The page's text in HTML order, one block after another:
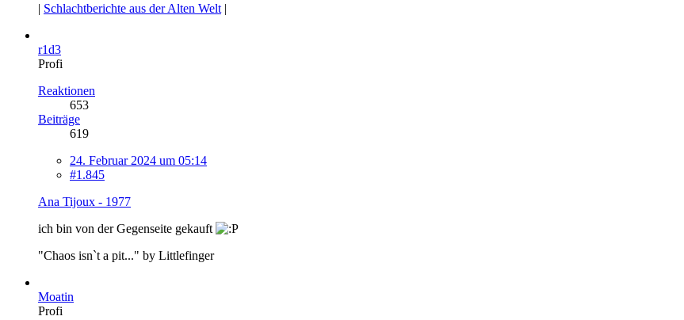
| Schlachtberichte aus der Alten Welt |
r1d3
Profi
Reaktionen
653
Beiträge
619
24. Februar 2024 um 05:14
#1.845
Ana Tijoux - 1977
ich bin von der Gegenseite gekauft
"Chaos isn`t a pit..." by Littlefinger
Moatin
Profi